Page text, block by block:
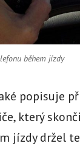
během jízdy
popisuje
který
jízdy držel